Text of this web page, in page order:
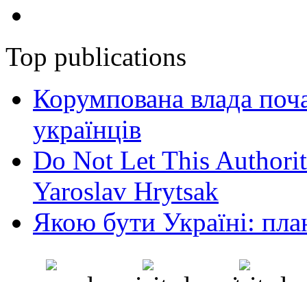
Top publications
Корумпована влада
українців
Do Not Let This
Yaroslav Hrytsak
Якою бути Україні: